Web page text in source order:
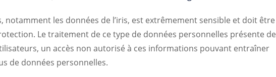
notamment les données de l’iris, est extrêmement sensible et doit être
Le traitement de ce type de données personnelles présente de
un accès non autorisé à ces informations pouvant entraîner
de données personnelles.